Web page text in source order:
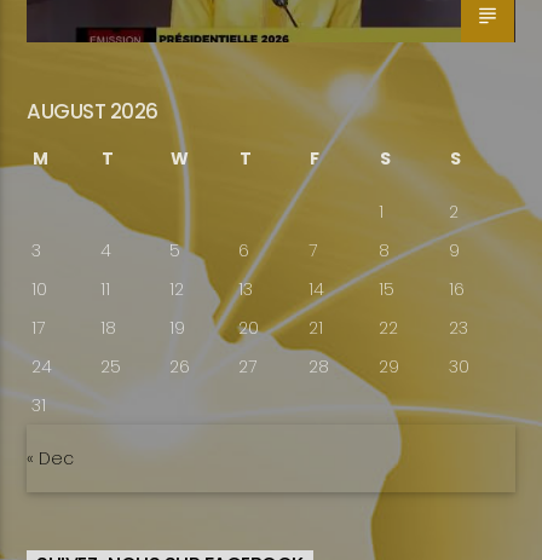
AUGUST 2026
M T W T F S S
1
2
3
4 5 6 7 8
9
10
11 12 13 14 15
16
17
18 19 20 21 22
23
24
25 26 27 28 29
30
31
« Dec